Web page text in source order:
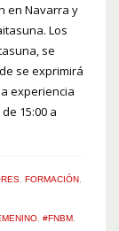
en Navarra y
Los
se
se exprimirá
experiencia
15:00 a
FORMACIÓN
#FNBM